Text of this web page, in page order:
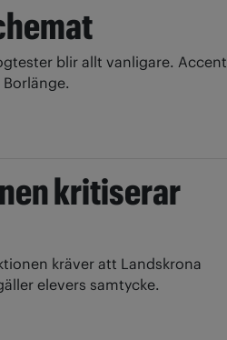
blir allt vanligare. Accent
kritiserar
kräver att Landskrona
elevers samtycke.